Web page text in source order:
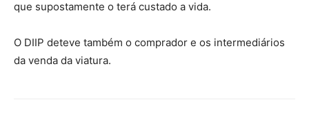
que supostamente o terá custado a vida.
O DIIP deteve também o comprador e os intermediários
da venda da viatura.